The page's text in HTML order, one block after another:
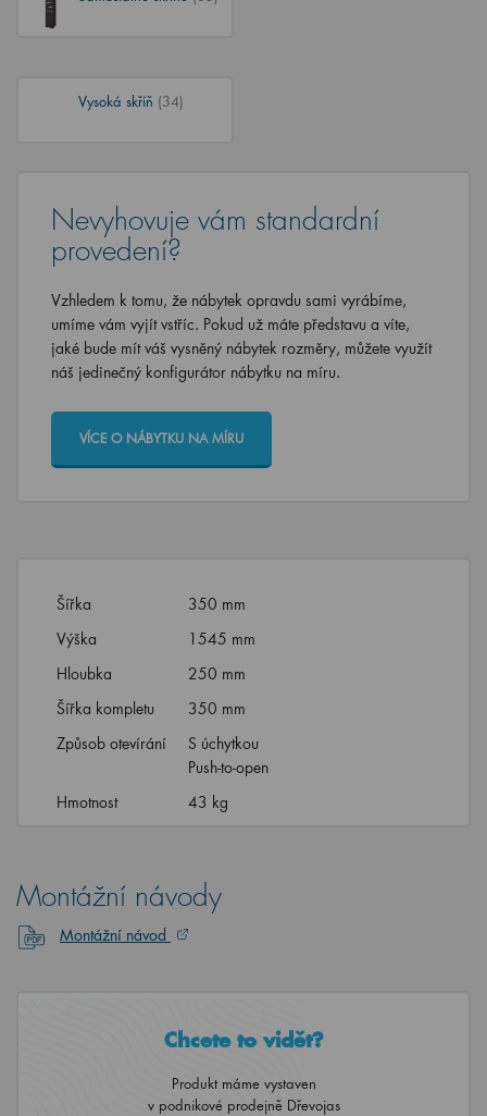
Vysoká skříň (34)
Nevyhovuje vám standardní
provedení?
Vzhledem k tomu, že nábytek opravdu sami vyrábíme,
umíme vám vyjít vstříc. Pokud už máte představu a víte,
jaké bude mít váš vysněný nábytek rozměry, můžete využít
náš jedinečný konfigurátor nábytku na míru.
VÍCE O NÁBYTKU NA MÍRU
Šířka
350 mm
Výška
1545 mm
Hloubka
250 mm
Šířka kompletu
350 mm
Způsob otevírání
S úchytkou
Push-to-open
Hmotnost
43 kg
Montážní návody
Montážní návod
Chcete to vidět?
Produkt máme vystaven
v podnikové prodejně Dřevojas